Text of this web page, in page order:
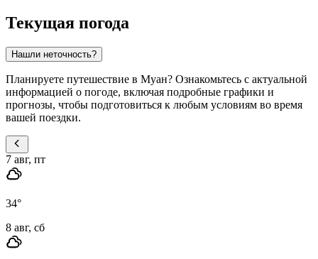
Текущая погода
Нашли неточность?
Планируете путешествие в Муан? Ознакомьтесь с актуальной
информацией о погоде, включая подробные графики и
прогнозы, чтобы подготовиться к любым условиям во время
вашей поездки.
7 авг, пт
34°
8 авг, сб